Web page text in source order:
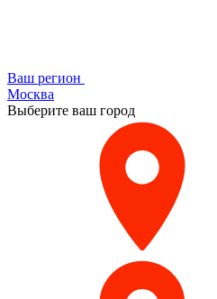
Ваш регион
Москва
Выберите ваш город